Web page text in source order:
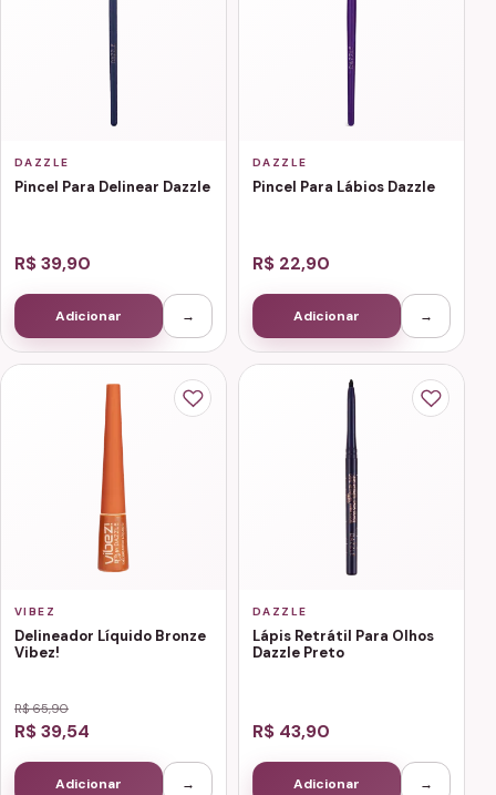
DAZZLE
Pincel Para Delinear Dazzle
R$ 39,90
Adicionar →
DAZZLE
Pincel Para Lábios Dazzle
R$ 22,90
Adicionar →
VIBEZ
Delineador Líquido Bronze
Vibez!
R$ 65,90
R$ 39,54
Adicionar →
DAZZLE
Lápis Retrátil Para Olhos
Dazzle Preto
R$ 43,90
Adicionar →